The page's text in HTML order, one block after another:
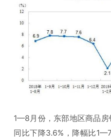
1—8月份，东部地区商品房
同比下降3.6%，降幅比